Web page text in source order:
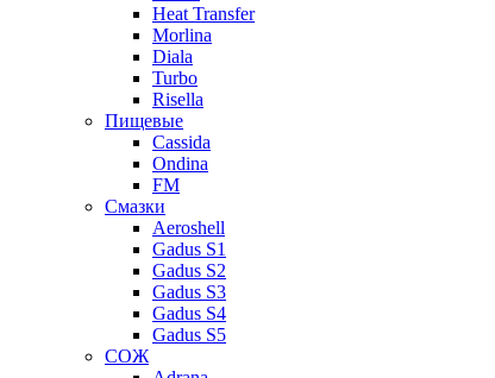
Heat Transfer
Morlina
Diala
Turbo
Risella
Пищевые
Cassida
Ondina
FM
Смазки
Aeroshell
Gadus S1
Gadus S2
Gadus S3
Gadus S4
Gadus S5
СОЖ